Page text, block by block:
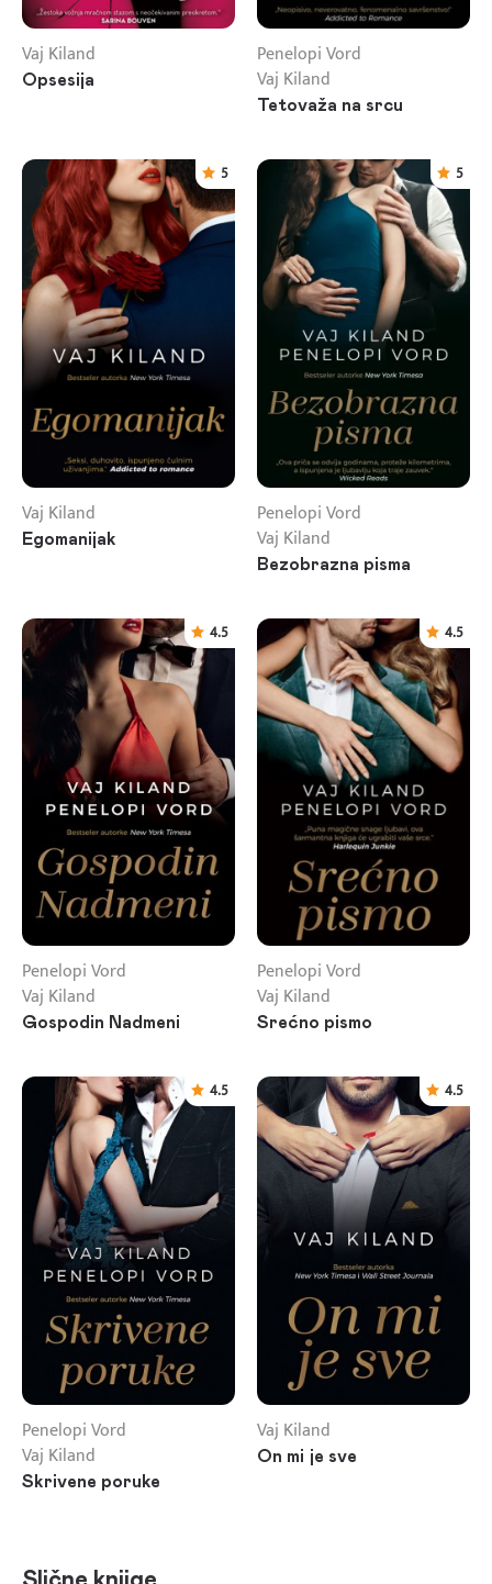
Vaj Kiland
Opsesija
Penelopi Vord
Vaj Kiland
Tetovaža na srcu
5
Vaj Kiland
Egomanijak
5
Penelopi Vord
Vaj Kiland
Bezobrazna pisma
4.5
Penelopi Vord
Vaj Kiland
Gospodin Nadmeni
4.5
Penelopi Vord
Vaj Kiland
Srećno pismo
4.5
Penelopi Vord
Vaj Kiland
Skrivene poruke
4.5
Vaj Kiland
On mi je sve